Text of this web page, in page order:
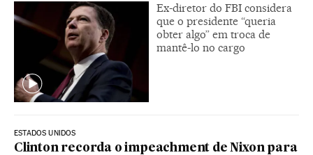
Ex-diretor do FBI considera
que o presidente “queria
obter algo” em troca de
mantê-lo no cargo
ESTADOS UNIDOS
Clinton recorda o impeachment de Nixon para